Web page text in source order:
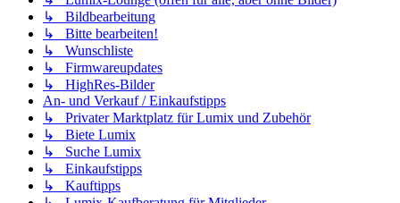
↳ Bildbearbeitung
↳ Bitte bearbeiten!
↳ Wunschliste
↳ Firmwareupdates
↳ HighRes-Bilder
An- und Verkauf / Einkaufstipps
↳ Privater Marktplatz für Lumix und Zubehör
↳ Biete Lumix
↳ Suche Lumix
↳ Einkaufstipps
↳ Kauftipps